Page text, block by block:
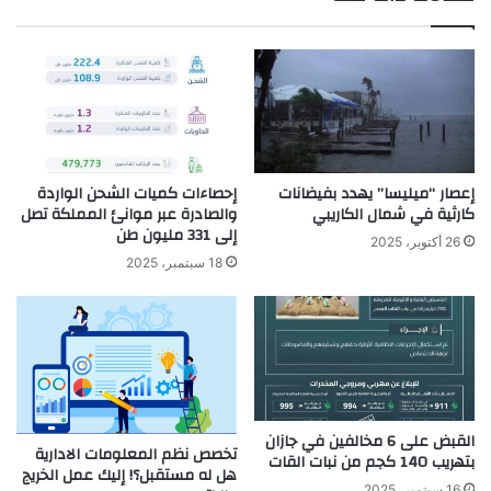
إعصار “ميليسا” يهدد بفيضانات
كارثية في شمال الكاريبي
26 أكتوبر، 2025
إحصاءات كميات الشحن الواردة
والصادرة عبر موانئ المملكة تصل
إلى 331 مليون طن
18 سبتمبر، 2025
القبض على 6 مخالفين في جازان
بتهريب 140 كجم من نبات القات تخصص نظم المعلومات الادارية
هل له مستقبل؟! إليك عمل الخريج